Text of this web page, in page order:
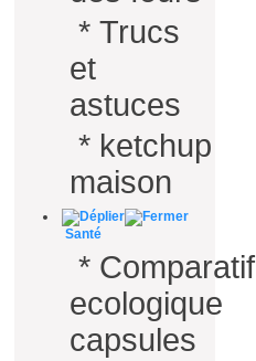
* Trucs
et
astuces
* ketchup
maison
Santé
* Comparatif
ecologique
capsules